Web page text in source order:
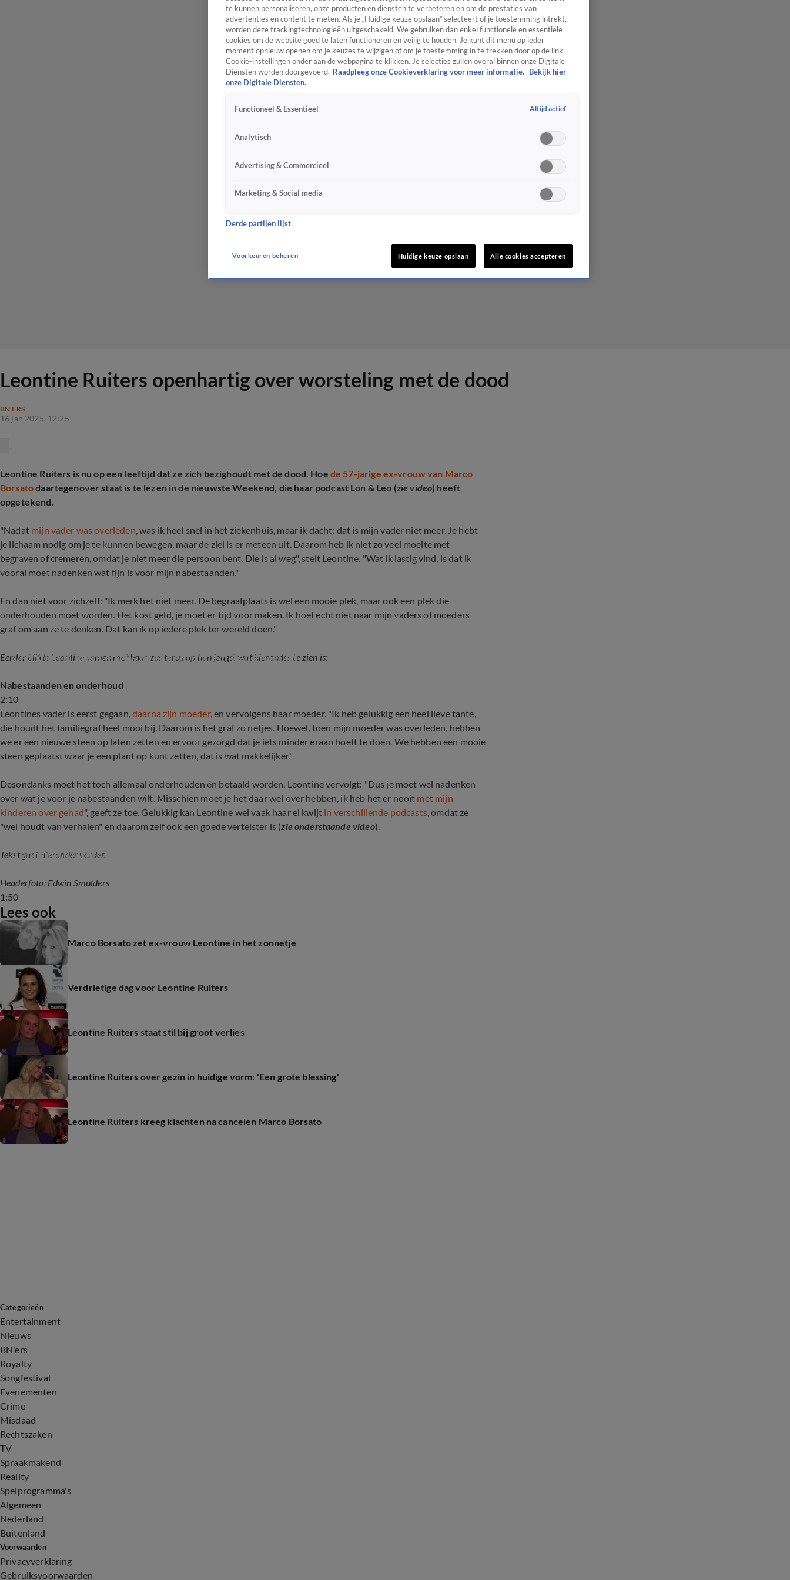
Leontine Ruiters openhartig over worsteling met de dood
BN'ERS
16 jan 2025, 12:25
Leontine Ruiters is nu op een leeftijd dat ze zich bezighoudt met de dood. Hoe de 57-jarige ex-vrouw van Marco
Borsatodaartegenover staat is te lezen in de nieuwste Weekend, die haar podcast Lon & Leo (zie video) heeft
opgetekend.
"Nadat mijn vader was overleden, was ik heel snel in het ziekenhuis, maar ik dacht: dat is mijn vader niet meer. Je hebt
je lichaam nodig om je te kunnen bewegen, maar de ziel is er meteen uit. Daarom heb ik niet zo veel moeite met
begraven of cremeren, omdat je niet meer die persoon bent. Die is al weg", stelt Leontine. "Wat ik lastig vind, is dat ik
vooral moet nadenken wat fijn is voor mijn nabestaanden."
En dan niet voor zichzelf: "Ik merk het niet meer. De begraafplaats is wel een mooie plek, maar ook een plek die
onderhouden moet worden. Het kost geld, je moet er tijd voor maken. Ik hoef echt niet naar mijn vaders of moeders
graf om aan ze te denken. Dat kan ik op iedere plek ter wereld doen."
Eerder blikte Leontine samen met haar zus terug op hun jeugd, wat hieronder te zien is:
2:10
Leontine Ruiters en zus over hectische tijden en jeugd
Nabestaanden en onderhoud
Leontines vader is eerst gegaan,daarna zijn moeder, en vervolgens haar moeder. "Ik heb gelukkig een heel lieve tante,
die houdt het familiegraf heel mooi bij. Daarom is het graf zo netjes. Hoewel, toen mijn moeder was overleden, hebben
we er een nieuwe steen op laten zetten en ervoor gezorgd dat je iets minder eraan hoeft te doen. We hebben een mooie
steen geplaatst waar je een plant op kunt zetten, dat is wat makkelijker.'
Desondanks moet het toch allemaal onderhouden én betaald worden. Leontine vervolgt: "Dus je moet wel nadenken
over wat je voor je nabestaanden wilt. Misschien moet je het daar wel over hebben, ik heb het er nooit met mijn
kinderen over gehad", geeft ze toe. Gelukkig kan Leontine wel vaak haar ei kwijt in verschillende podcasts, omdat ze
"wel houdt van verhalen" en daarom zelf ook een goede vertelster is (zie onderstaande video).
Tekst gaat hieronder verder.
1:50
Leontine Ruiters openhartig over cancelen van Marco Borsato
Headerfoto: Edwin Smulders
Lees ook
Marco Borsato zet ex-vrouw Leontine in het zonnetje
Verdrietige dag voor Leontine Ruiters
Leontine Ruiters staat stil bij groot verlies
Leontine Ruiters over gezin in huidige vorm: 'Een grote blessing'
Leontine Ruiters kreeg klachten na cancelen Marco Borsato
Categorieën
Entertainment
Nieuws
BN'ers
Royalty
Songfestival
Evenementen
Crime
Misdaad
Rechtszaken
TV
Spraakmakend
Reality
Spelprogramma's
Algemeen
Nederland
Buitenland
Voorwaarden
Privacyverklaring
Gebruiksvoorwaarden
te kunnen personaliseren, onze producten en diensten te verbeteren en om de prestaties van
advertenties en content te meten. Als je „Huidige keuze opslaan” selecteert of je toestemming intrekt,
worden deze trackingtechnologieën uitgeschakeld. We gebruiken dan enkel functionele en essentiële
cookies om de website goed te laten functioneren en veilig te houden. Je kunt dit menu op ieder
moment opnieuw openen om je keuzes te wijzigen of om je toestemming in te trekken door op de link
Cookie-instellingen onder aan de webpagina te klikken. Je selecties zullen overal binnen onze Digitale
Diensten worden doorgevoerd. Raadpleeg onze Cookieverklaring voor meer informatie.
Bekijk hier
onze Digitale Diensten.
Functioneel & Essentieel Altijd actief
Analytisch
Advertising & Commercieel
Marketing & Social media
Derde partijen lijst
Voorkeuren beheren Huidige keuze opslaan Alle cookies accepteren